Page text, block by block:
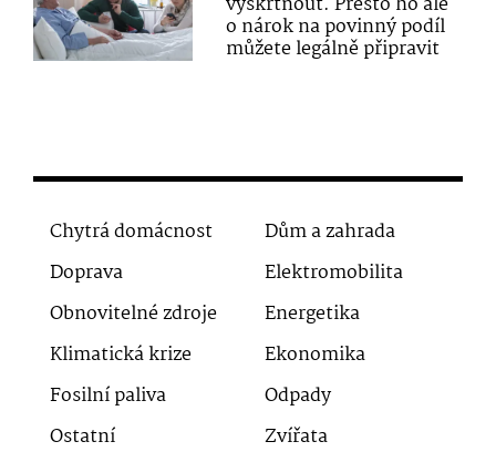
o nárok na povinný podíl
můžete legálně připravit
Chytrá domácnost
Dům a zahrada
Doprava
Elektromobilita
Obnovitelné zdroje
Energetika
Klimatická krize
Ekonomika
Fosilní paliva
Odpady
Ostatní
Zvířata